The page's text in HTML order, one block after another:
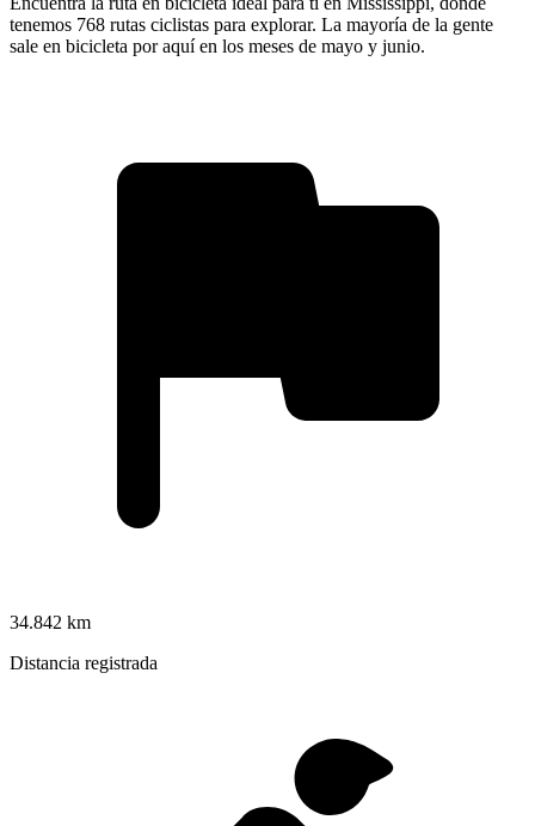
tenemos 768 rutas ciclistas para explorar. La mayoría de la gente
sale en bicicleta por aquí en los meses de mayo y junio.
34.842 km
Distancia registrada